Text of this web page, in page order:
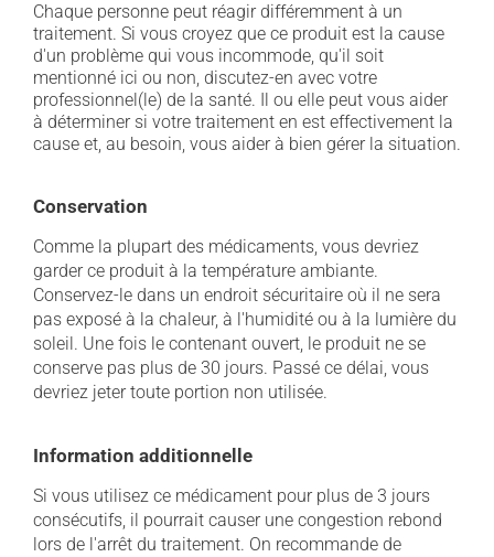
Chaque personne peut réagir différemment à un
traitement. Si vous croyez que ce produit est la cause
d'un problème qui vous incommode, qu'il soit
mentionné ici ou non, discutez-en avec votre
professionnel(le) de la santé. Il ou elle peut vous aider
à déterminer si votre traitement en est effectivement la
cause et, au besoin, vous aider à bien gérer la situation.
Conservation
Comme la plupart des médicaments, vous devriez
garder ce produit à la température ambiante.
Conservez-le dans un endroit sécuritaire où il ne sera
pas exposé à la chaleur, à l'humidité ou à la lumière du
soleil. Une fois le contenant ouvert, le produit ne se
conserve pas plus de 30 jours. Passé ce délai, vous
devriez jeter toute portion non utilisée.
Information additionnelle
Si vous utilisez ce médicament pour plus de 3 jours
consécutifs, il pourrait causer une congestion rebond
lors de l'arrêt du traitement. On recommande de